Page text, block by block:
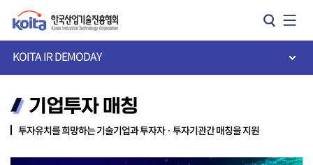
KOITA IR DEMODAY
기업투자 매칭
투자유치를 희망하는 기술기업과 투자자 · 투자기관간 매칭을 지원